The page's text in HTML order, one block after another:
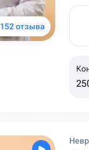
152 отзыва